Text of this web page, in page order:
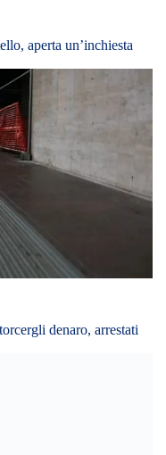
denaro, arrestati